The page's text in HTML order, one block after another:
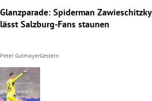
Glanzparade: Spiderman Zawieschitzky
lässt Salzburg-Fans staunen
Peter GutmayerGestern